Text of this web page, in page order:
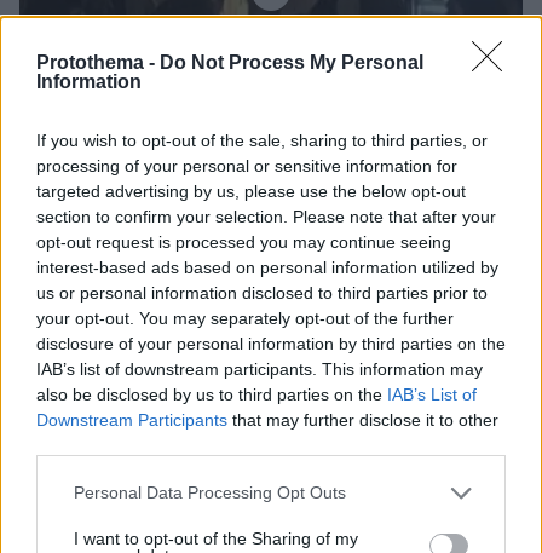
Protothema - Do Not Process My Personal
Information
If you wish to opt-out of the sale, sharing to third parties, or
processing of your personal or sensitive information for
targeted advertising by us, please use the below opt-out
section to confirm your selection. Please note that after your
opt-out request is processed you may continue seeing
interest-based ads based on personal information utilized by
us or personal information disclosed to third parties prior to
your opt-out. You may separately opt-out of the further
disclosure of your personal information by third parties on the
IAB’s list of downstream participants. This information may
also be disclosed by us to third parties on the IAB’s List of
Downstream Participants that may further disclose it to other
Please note that this website/app uses one or more Google
not limited to your visit or usage behaviour. You may click to
Personal Data Processing Opt Outs
I want to opt-out of the Sharing of my